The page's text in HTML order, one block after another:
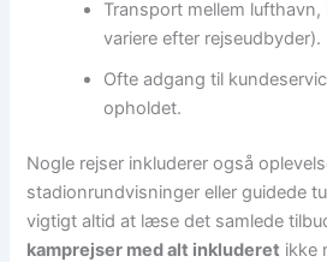
Transport mellem
variere efter rejseudbyder).
Ofte adgang til
opholdet.
Nogle rejser inkluderer også
stadionrundvisninger eller guidede
vigtigt altid at læse det samlede
kamprejser med alt inkluderet ikke